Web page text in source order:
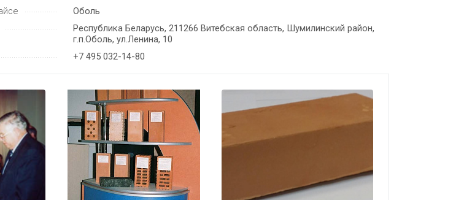
Оболь
Республика Беларусь, 211266 Витебская область, Шумилинский район,
г.п.Оболь, ул.Ленина, 10
+7 495 032-14-80